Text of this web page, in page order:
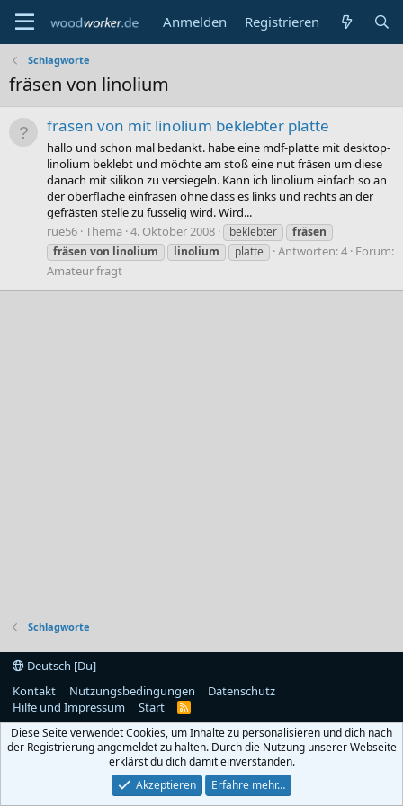
Anmelden Registrieren
Schlagworte
fräsen von linolium
fräsen von mit linolium beklebter platte
hallo und schon mal bedankt. habe eine mdf-platte mit desktop-
linolium beklebt und möchte am stoß eine nut fräsen um diese
danach mit silikon zu versiegeln. Kann ich linolium einfach so an
der oberfläche einfräsen ohne dass es links und rechts an der
gefrästen stelle zu fusselig wird. Wird...
rue56 Thema 4. Oktober 2008 beklebter
fräsen
fräsen von linolium linolium platte Antworten: 4 Forum:
Amateur fragt
Schlagworte
Deutsch [Du]
Kontakt
Nutzungsbedingungen
Datenschutz
Hilfe und Impressum
Start
R
S
Diese Seite verwendet Cookies, um Inhalte zu personalisieren und dich nach
der Registrierung angemeldet zu halten. Durch die Nutzung unserer Webseite
erklärst du dich damit einverstanden.
Akzeptieren
Erfahre mehr…